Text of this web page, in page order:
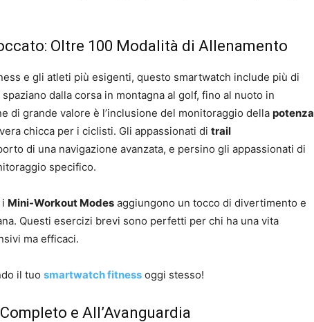
Oltre 100 Modalità di Allenamento
e gli atleti più esigenti, questo smartwatch include più di
spaziano dalla corsa in montagna al golf, fino al nuoto in
di grande valore è l’inclusione del monitoraggio della potenza
chicca per i ciclisti. Gli appassionati di trail
di una navigazione avanzata, e persino gli appassionati di
specifico.
Mini-Workout Modes aggiungono un tocco di divertimento e
Questi esercizi brevi sono perfetti per chi ha una vita
ma efficaci.
il tuo smartwatch fitness oggi stesso!
e All’Avanguardia